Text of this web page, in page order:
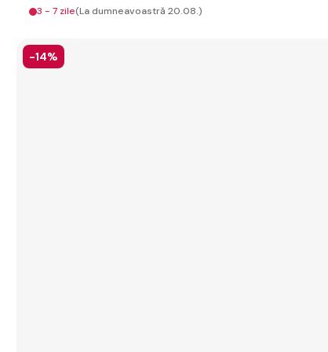
3 - 7 zile(La dumneavoastră 20.08.)
-14%